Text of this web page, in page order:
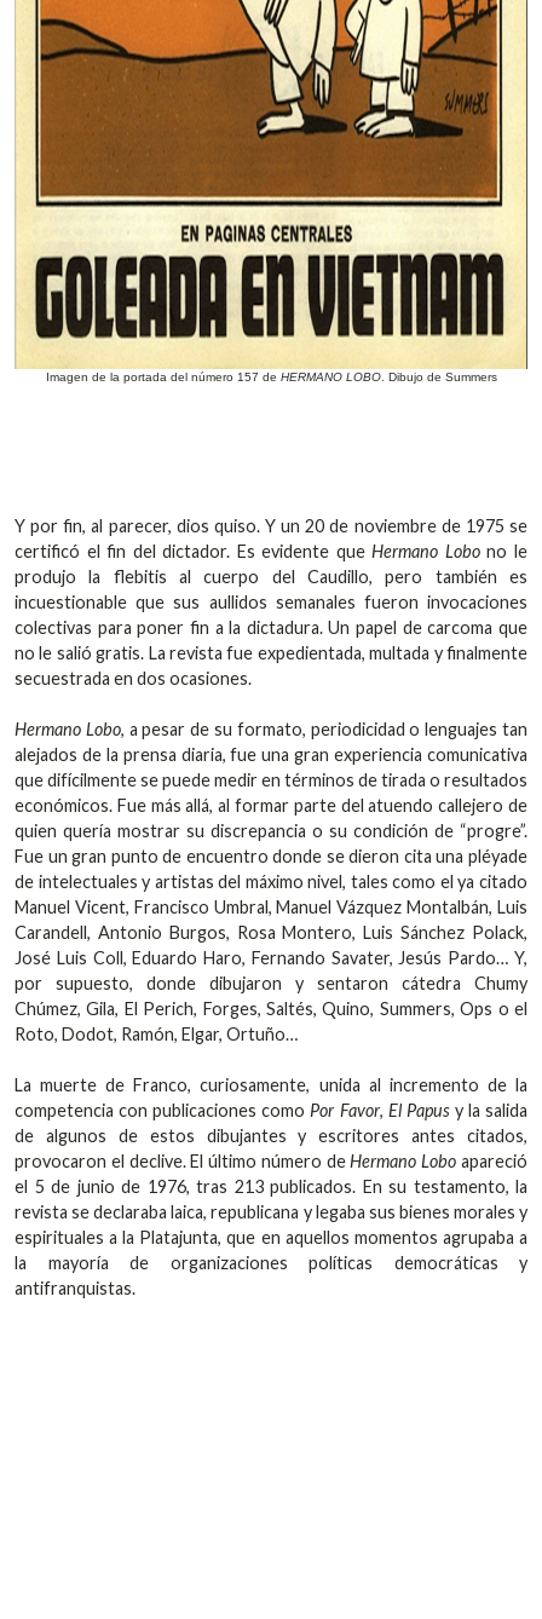
Imagen de la portada del número 157 de HERMANO LOBO. Dibujo de Summers
Y por fin, al parecer, dios quiso. Y un 20 de noviembre de 1975 se
certificó el fin del dictador. Es evidente queHermano Lobono le
produjo la flebitis al cuerpo del Caudillo, pero también es
incuestionable que sus aullidos semanales fueron invocaciones
colectivas para poner fin a la dictadura. Un papel de carcoma que
no le salió gratis. La revista fue expedientada, multada y finalmente
secuestrada en dos ocasiones.
Hermano Lobo, a pesar de su formato, periodicidad o lenguajes tan
alejados de la prensa diaria, fue una gran experiencia comunicativa
que difícilmente se puede medir en términos de tirada o resultados
económicos. Fue más allá, al formar parte del atuendo callejero de
quien quería mostrar su discrepancia o su condición de “progre”.
Fue un gran punto de encuentro donde se dieron cita una pléyade
de intelectuales y artistas del máximo nivel, tales como el ya citado
Manuel Vicent, Francisco Umbral, Manuel Vázquez Montalbán, Luis
Carandell, Antonio Burgos, Rosa Montero, Luis Sánchez Polack,
José Luis Coll, Eduardo Haro, Fernando Savater, Jesús Pardo… Y,
por supuesto, donde dibujaron y sentaron cátedra Chumy
Chúmez, Gila, El Perich, Forges, Saltés, Quino, Summers, Ops o el
Roto, Dodot, Ramón, Elgar, Ortuño…
La muerte de Franco, curiosamente, unida al incremento de la
competencia con publicaciones como Por Favor, El Papusy la salida
de algunos de estos dibujantes y escritores antes citados,
provocaron el declive. El último número deHermano Lobo apareció
el 5 de junio de 1976, tras 213 publicados. En su testamento, la
revista se declaraba laica, republicana y legaba sus bienes morales y
espirituales a la Platajunta, que en aquellos momentos agrupaba a
la mayoría de organizaciones políticas democráticas y
antifranquistas.